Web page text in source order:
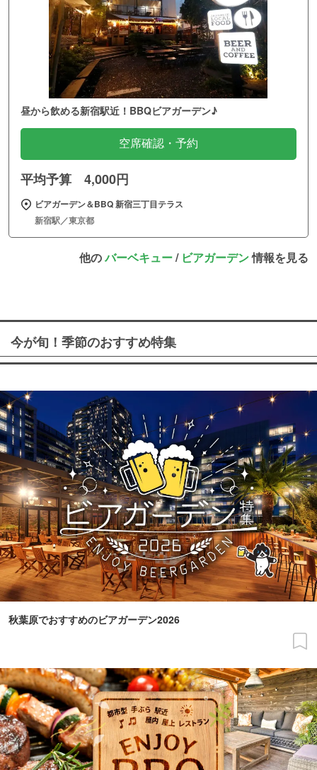
昼から飲める新宿駅近！BBQビアガーデン♪
空席確認・予約
平均予算 4,000円
ビアガーデン＆BBQ 新宿三丁目テラス
新宿駅／東京都
他のバーベキュー/ ビアガーデン情報を見る
今が旬！季節のおすすめ特集
秋葉原でおすすめのビアガーデン2026